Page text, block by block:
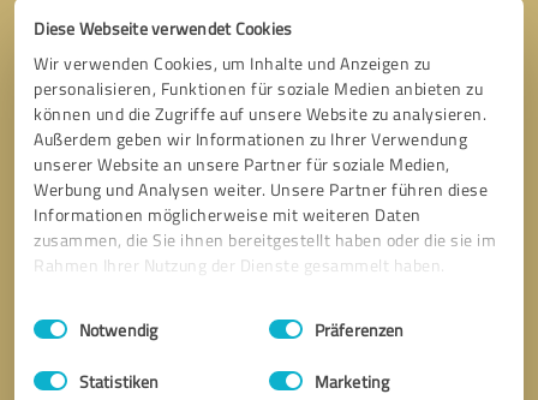
Diese Webseite verwendet Cookies
Wir verwenden Cookies, um Inhalte und Anzeigen zu
personalisieren, Funktionen für soziale Medien anbieten zu
können und die Zugriffe auf unsere Website zu analysieren.
Außerdem geben wir Informationen zu Ihrer Verwendung
unserer Website an unsere Partner für soziale Medien,
Werbung und Analysen weiter. Unsere Partner führen diese
Informationen möglicherweise mit weiteren Daten
zusammen, die Sie ihnen bereitgestellt haben oder die sie im
Rahmen Ihrer Nutzung der Dienste gesammelt haben.
Impressum Datenschutzbestimmungen
Einwilligungsauswahl
Notwendig Präferenzen
Statistiken Marketing